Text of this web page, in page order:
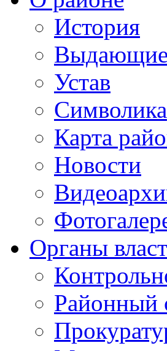
История
Устав
Символика
Карта
Новости
Органы
Районный